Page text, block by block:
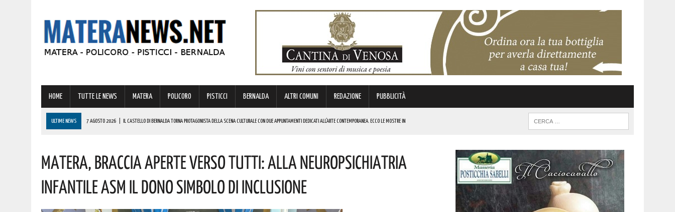
HOME TUTTE LE NEWS MATERA POLICORO PISTICCI BERNALDA ALTRI COMUNI REDAZIONE PUBBLICITÀ
ULTIME NEWS 7 AGOSTO 2026 IL CASTELLO DI BERNALDA TORNA PROTAGONISTA DELLA SCENA CULTURALE CON DUE APPUNTAMENTI DEDICATI ALL’ARTE CONTEMPORANEA. ECCO LE MOSTRE IN
7 AGOSTO 2026 A GRASSANO FERVONO I PREPARATIVI PER LA RIEVOCAZIONE STORICA “I CAVALIERI DI MALTA”. ECCO IL PROGRAMMA
7 AGOSTO 2026 BERNALDA: IL SUGGESTIVO SCENARIO DELLE TAVOLE PALATINE FARÀ DA CORNICE ALLO SPETTACOLO DI ROSMY, UN EMOZIONANTE VIAGGIO TRA MUSICA E PAROLE. I DETTAGLI
Matera, Braccia Aperte Verso Tutti: Alla Neuropsichiatria
Infantile ASM Il Dono Simbolo Di Inclusione